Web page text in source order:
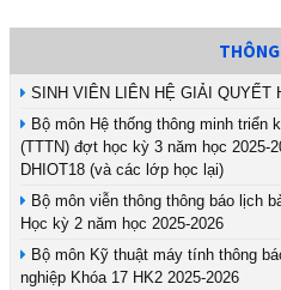
SINH VIÊN LIÊN HỆ GIẢI QUYẾT
Bộ môn Hệ thống thông minh
(TTTN) đợt học kỳ 3 năm học 2025-
DHIOT18 (và các lớp học lại)
Bộ môn viễn thông thông báo lịch
Học kỳ 2 năm học 2025-2026
Bộ môn Kỹ thuật máy tính thông
nghiệp Khóa 17 HK2 2025-2026